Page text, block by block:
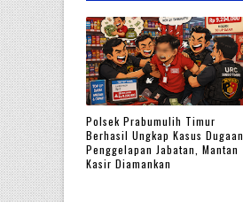
Polsek Prabumulih Timur
Berhasil Ungkap Kasus Dugaan
Penggelapan Jabatan, Mantan
Kasir Diamankan